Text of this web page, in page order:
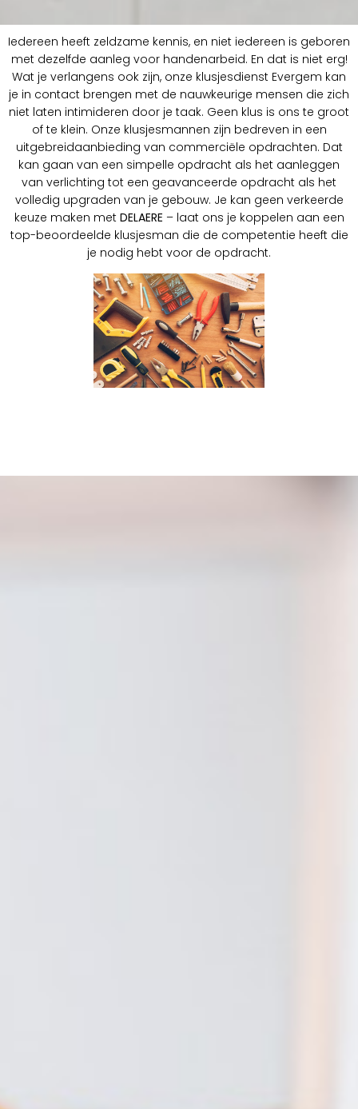
Iedereen heeft zeldzame kennis, en niet iedereen is geboren
met dezelfde aanleg voor handenarbeid. En dat is niet erg!
Wat je verlangens ook zijn, onze klusjesdienst Evergem kan
je in contact brengen met de nauwkeurige mensen die zich
niet laten intimideren door je taak. Geen klus is ons te groot
of te klein. Onze klusjesmannen zijn bedreven in een
uitgebreidaanbieding van commerciële opdrachten. Dat
kan gaan van een simpelle opdracht als het aanleggen
van verlichting tot een geavanceerde opdracht als het
volledig upgraden van je gebouw. Je kan geen verkeerde
keuze maken met DELAERE – laat ons je koppelen aan een
top-beoordeelde klusjesman die de competentie heeft die
je nodig hebt voor de opdracht.